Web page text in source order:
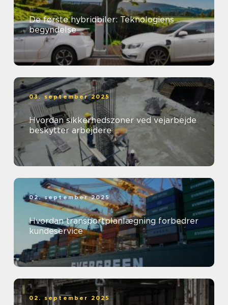
De første hybridbiler: Teknologiens
begyndelse
03. september 2025
Hvordan sikkerhedszoner ved vejarbejde
beskytter arbejdere
02. september 2025
Hvordan transportplanlægning forbedrer
kundeservice
02. september 2025